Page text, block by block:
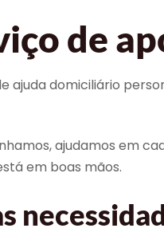
de
ajuda domiciliário
ajudamos em
em boas mãos.